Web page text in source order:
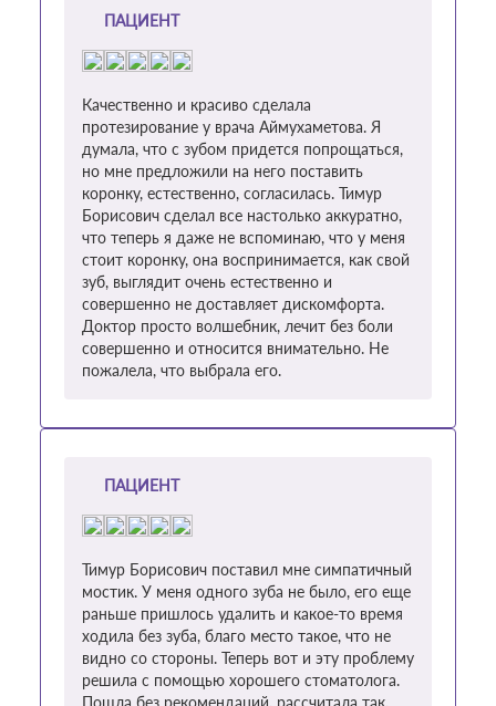
ПАЦИЕНТ
Качественно и красиво сделала
протезирование у врача Аймухаметова. Я
думала, что с зубом придется попрощаться,
но мне предложили на него поставить
коронку, естественно, согласилась. Тимур
Борисович сделал все настолько аккуратно,
что теперь я даже не вспоминаю, что у меня
стоит коронку, она воспринимается, как свой
зуб, выглядит очень естественно и
совершенно не доставляет дискомфорта.
Доктор просто волшебник, лечит без боли
совершенно и относится внимательно. Не
пожалела, что выбрала его.
ПАЦИЕНТ
Тимур Борисович поставил мне симпатичный
мостик. У меня одного зуба не было, его еще
раньше пришлось удалить и какое-то время
ходила без зуба, благо место такое, что не
видно со стороны. Теперь вот и эту проблему
решила с помощью хорошего стоматолога.